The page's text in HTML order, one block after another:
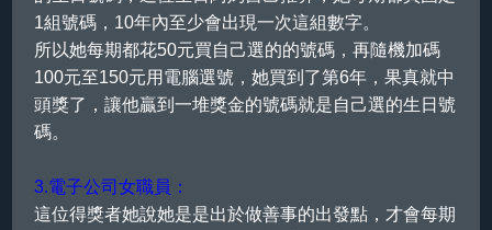
1組號碼，10年內至少會出現一次這組數字。
所以她每期都花50元買自己選的的號碼，再隨機加碼
100元至150元用電腦選號，她買到了第6年，果真就中
頭獎了，讓他贏到一堆獎金的號碼就是自己選的生日號
碼。
3.電子公司女職員：
這位得獎者她說她是是出於做善事的出發點，才會每期